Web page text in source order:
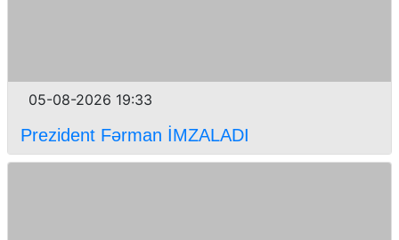
05-08-2026 19:33
Prezident Fərman İMZALADI